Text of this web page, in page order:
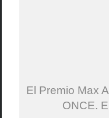
El Premio Max
ONCE.